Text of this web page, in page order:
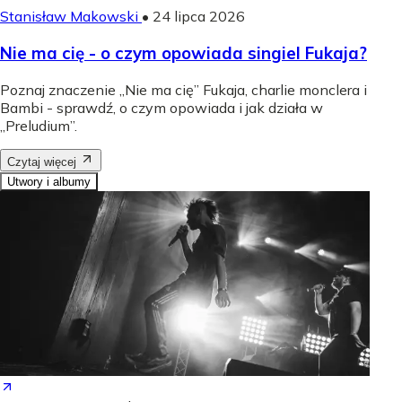
Stanisław Makowski • 24 lipca 2026
Nie ma cię - o czym opowiada singiel Fukaja?
Poznaj znaczenie „Nie ma cię” Fukaja, charlie monclera i
Bambi - sprawdź, o czym opowiada i jak działa w
„Preludium”.
Czytaj więcej
Utwory i albumy